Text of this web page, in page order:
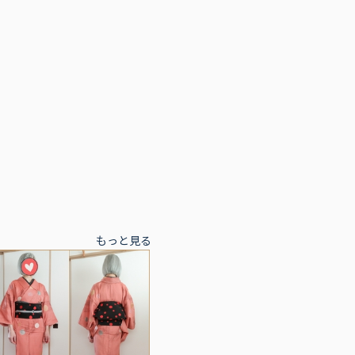
もっと見る